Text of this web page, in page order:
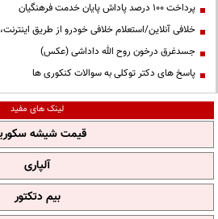
پرداخت ۱۰۰ درصد پاداش پایان خدمت فرهنگیان
خلافی آنلاین/استعلام خلافی خودرو از طریق
جسدغرق درخون روح الله داداشی (عکس)
پاسخ های دکتر توکلی به سوالات کنکوری ها
لینک های مفید
قیمت شیشه
آلپاری
بیم دتکتور